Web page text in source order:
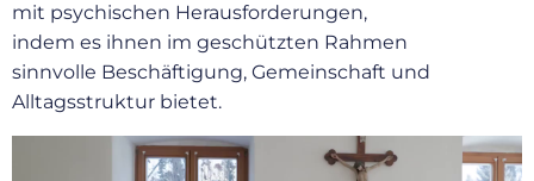
mit psychischen Herausforderungen,
indem es ihnen im geschützten Rahmen
sinnvolle Beschäftigung, Gemeinschaft und
Alltagsstruktur bietet.